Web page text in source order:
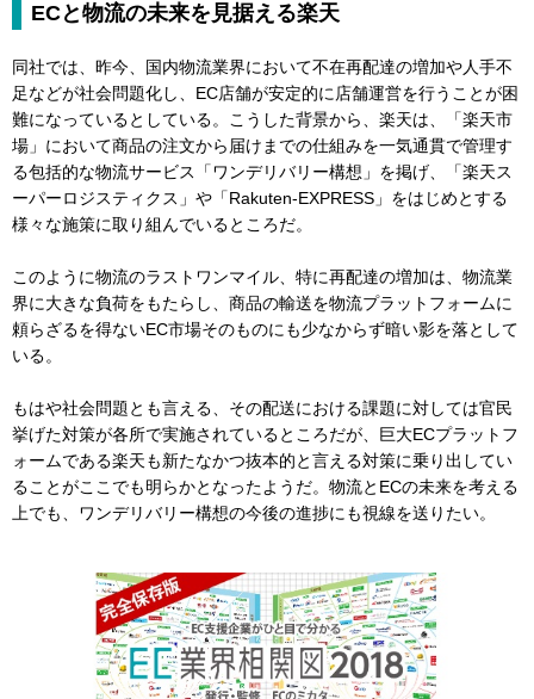
ECと物流の未来を見据える楽天
同社では、昨今、国内物流業界において不在再配達の増加や人手不
足などが社会問題化し、EC店舗が安定的に店舗運営を行うことが困
難になっているとしている。こうした背景から、楽天は、「楽天市
場」において商品の注文から届けまでの仕組みを一気通貫で管理す
る包括的な物流サービス「ワンデリバリー構想」を掲げ、「楽天ス
ーパーロジスティクス」や「Rakuten-EXPRESS」をはじめとする
様々な施策に取り組んでいるところだ。
このように物流のラストワンマイル、特に再配達の増加は、物流業
界に大きな負荷をもたらし、商品の輸送を物流プラットフォームに
頼らざるを得ないEC市場そのものにも少なからず暗い影を落として
いる。
もはや社会問題とも言える、その配送における課題に対しては官民
挙げた対策が各所で実施されているところだが、巨大ECプラットフ
ォームである楽天も新たなかつ抜本的と言える対策に乗り出してい
ることがここでも明らかとなったようだ。物流とECの未来を考える
上でも、ワンデリバリー構想の今後の進捗にも視線を送りたい。